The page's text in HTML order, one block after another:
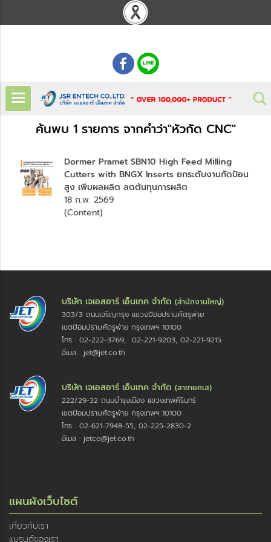
ค้นพบ 1 รายการ จากคำว่า"หัวกัด CNC"
Dormer Pramet SBN10 High Feed Milling
Cutters with BNGX Inserts ยกระดับงานกัดป้อน
สูง เพิ่มผลผลิต ลดต้นทุนการผลิต
18 ก.พ. 2569
(Content)
บริษัท เจเอสอาร์ เอ็นเทค จำกัด (สำนักงานใหญ่)
303/3 ถนนเจริญกรุง แขวงป้อมปราบศัตรูพ่าย
เขตป้อมปราบศัตรูพ่าย กรุงเทพฯ 10100
โทร : 02-222-3769, 02-221-9203, 02-221-9215
อีเมล : jet@jet.co.th
บริษัท เจเอสอาร์ เอ็นเทค จำกัด (สาขายศเส)
222/29-32 ถนนบำรุงเมือง แขวงเทพศิรินทร์
เขตป้อมปราบศัตรูพ่าย กรุงเทพฯ 10100
โทร : 02-621-7948-55, 02-225-2830-2
อีเมล : jetco@jet.co.th
แผนผังเว็บไซต์
เกี่ยวกับเรา
แบรนด์ของเรา